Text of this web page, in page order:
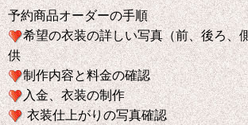
予約商品オーダーの手順
希望の衣装の詳しい写真（前、後ろ、
供
制作内容と料金の確認
入金、衣装の制作
衣装仕上がりの写真確認